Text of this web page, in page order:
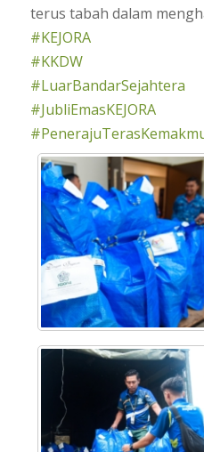
terus tabah dalam
#KEJORA
#KKDW
#LuarBandarSejahtera
#JubliEmasKEJORA